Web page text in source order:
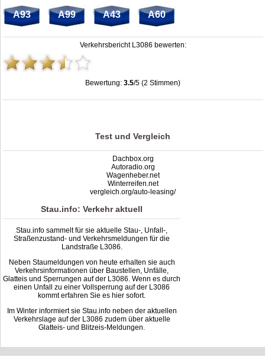
A93 A99 A43 A60
Verkehrsbericht L3086 bewerten:
Bewertung:3.5/5 (2 Stimmen)
Stau L3086: Unfälle, Sperrung & Baustellen | Staumelder L3086 ,3.5out of5
Test und Vergleich
Dachbox.org
Autoradio.org
Wagenheber.net
Winterreifen.net
vergleich.org/auto-leasing/
Stau.info: Verkehr aktuell
Stau.info sammelt für sie aktuelle Stau-, Unfall-,
Straßenzustand- und Verkehrsmeldungen für die
Landstraße L3086.
Neben Staumeldungen von heute erhalten sie auch
Verkehrsinformationen über Baustellen, Unfälle,
Glatteis und Sperrungen auf der L3086. Wenn es durch
einen Unfall zu einer Vollsperrung auf der L3086
kommt erfahren Sie es hier sofort.
Im Winter informiert sie Stau.info neben der aktuellen
Verkehrslage auf der L3086 zudem über aktuelle
Glatteis- und Blitzeis-Meldungen.